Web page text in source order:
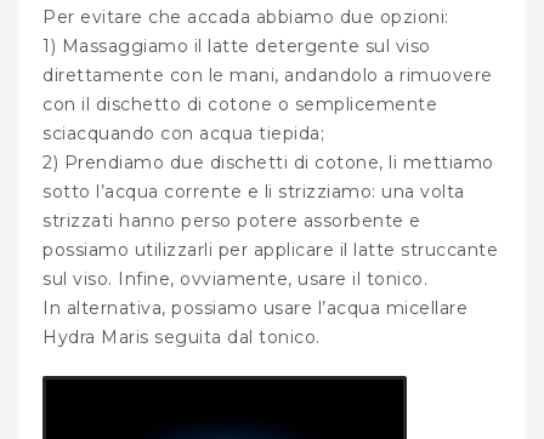
Per evitare che accada abbiamo due opzioni:
1) Massaggiamo il latte detergente sul viso
direttamente con le mani, andandolo a rimuovere
con il dischetto di cotone o semplicemente
sciacquando con acqua tiepida;
2) Prendiamo due dischetti di cotone, li mettiamo
sotto l’acqua corrente e li strizziamo: una volta
strizzati hanno perso potere assorbente e
possiamo utilizzarli per applicare il latte struccante
sul viso. Infine, ovviamente, usare il tonico.
In alternativa, possiamo usare l’acqua micellare
Hydra Maris seguita dal tonico.